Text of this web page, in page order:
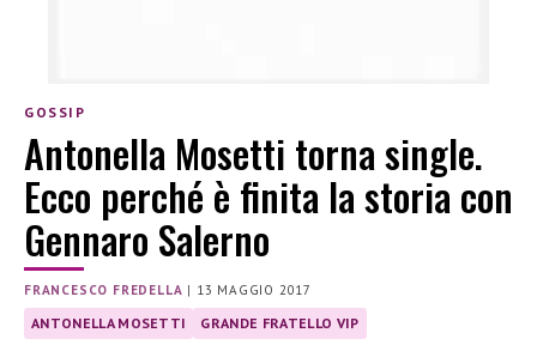
GOSSIP
Antonella Mosetti torna single.
Ecco perché è finita la storia con
Gennaro Salerno
FRANCESCO FREDELLA | 13 MAGGIO 2017
ANTONELLA MOSETTI GRANDE FRATELLO VIP